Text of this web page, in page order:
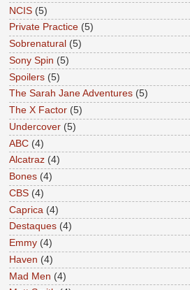
NCIS (5)
Private Practice (5)
Sobrenatural (5)
Sony Spin (5)
Spoilers (5)
The Sarah Jane Adventures (5)
The X Factor (5)
Undercover (5)
ABC (4)
Alcatraz (4)
Bones (4)
CBS (4)
Caprica (4)
Destaques (4)
Emmy (4)
Haven (4)
Mad Men (4)